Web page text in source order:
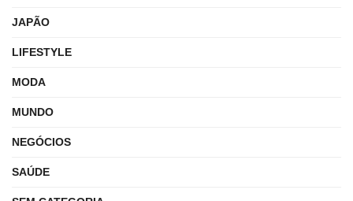
JAPÃO
LIFESTYLE
MODA
MUNDO
NEGÓCIOS
SAÚDE